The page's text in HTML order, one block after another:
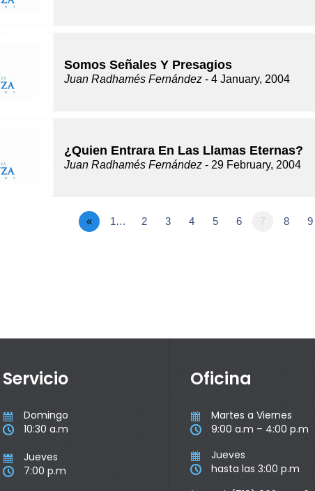
Somos Señales Y Presagios
Juan Radhamés Fernández - 4 January, 2004
¿Quien Entrara En Las Llamas Eternas?
Juan Radhamés Fernández - 29 February, 2004
« 1… 2 3 4 5 6 7 8 9
Servicio
 Domingo
 10:30 a.m
 Jueves
 7:00 p.m
Oficina
 Martes a Viernes
 9:00 a.m – 4:00 p.m
 Jueves
 hasta las 3:00 p.m